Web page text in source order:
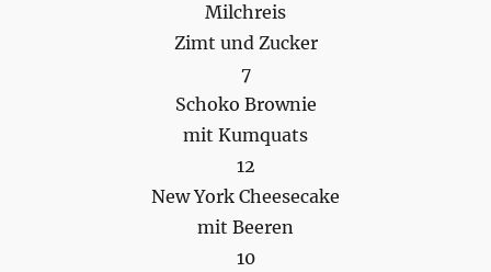
Milchreis
Zimt und Zucker
7
Schoko Brownie
mit Kumquats
12
New York Cheesecake
mit Beeren
10